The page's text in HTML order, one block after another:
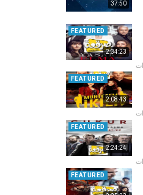
37:50
2:34:23
FEATURED
2:08:43
FEATURED
2:24:24
FEATURED
FEATURED